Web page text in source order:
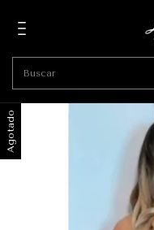
Agotado